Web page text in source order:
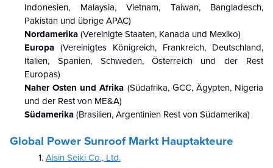
Indonesien, Malaysia, Vietnam, Taiwan, Bangladesch,
Pakistan und übrige APAC)
Nordamerika (Vereinigte Staaten, Kanada und Mexiko)
Europa (Vereinigtes Königreich, Frankreich, Deutschland,
Italien, Spanien, Schweden, Österreich und der Rest
Europas)
Naher Osten und Afrika (Südafrika, GCC, Ägypten, Nigeria
und der Rest von ME&A)
Südamerika (Brasilien, Argentinien Rest von Südamerika)
Global Power Sunroof Markt Hauptakteure
Aisin Seiki Co., Ltd.